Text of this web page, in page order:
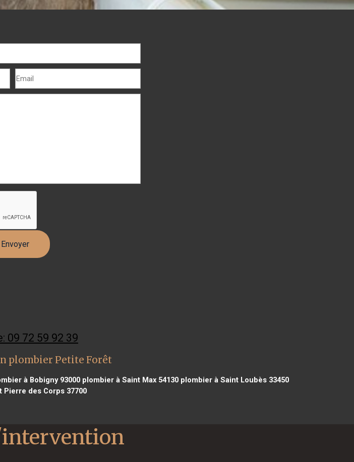
09 72 59 92 39
plombier Petite Forêt
à Bobigny 93000 plombier à Saint Max 54130 plombier à Saint Loubès 33450
Pierre des Corps 37700